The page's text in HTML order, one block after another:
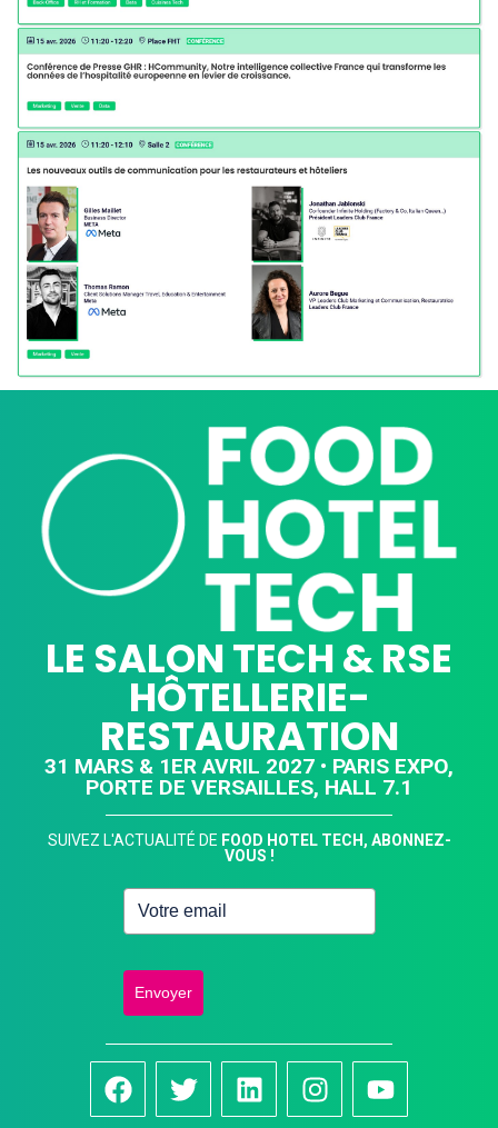
LE SALON TECH & RSE
HÔTELLERIE-
RESTAURATION
31 MARS & 1ER AVRIL 2027 • PARIS EXPO,
PORTE DE VERSAILLES, HALL 7.1
SUIVEZ L'ACTUALITÉ DE FOOD HOTEL TECH, ABONNEZ-
VOUS !
Envoyer